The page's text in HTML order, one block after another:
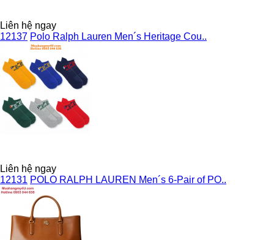
Liên hệ ngay
12137 Polo Ralph Lauren Men´s Heritage Cou..
Liên hệ ngay
12131 POLO RALPH LAUREN Men´s 6-Pair of PO..